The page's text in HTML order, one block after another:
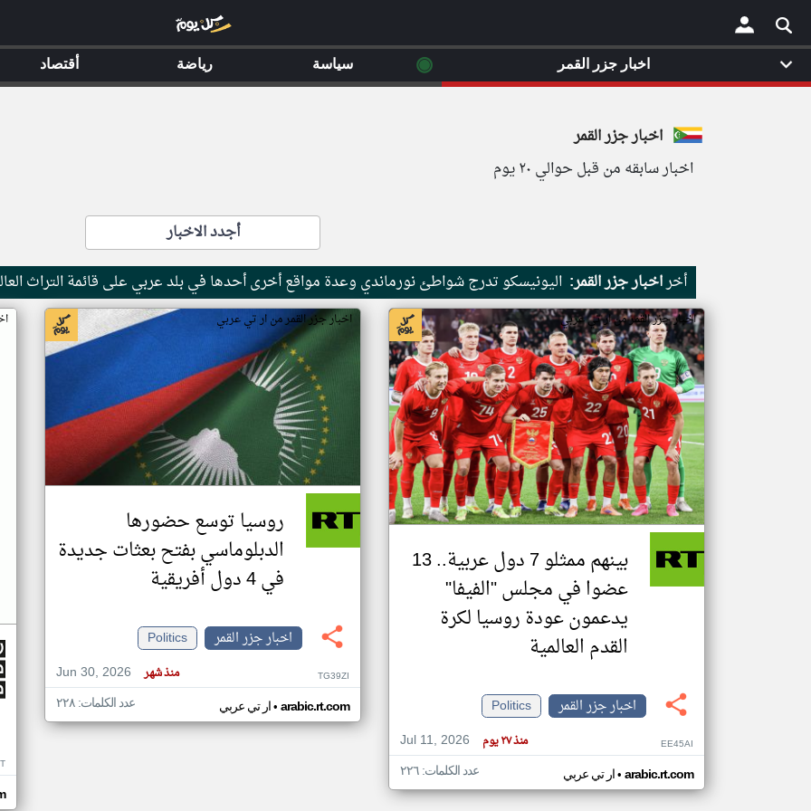
×
اخبار جزر القمر
اخبار سابقه من قبل حوالي ٢٠ يوم
أجدد الاخبار
أخراخبار جزر القمر: اليونيسكو تدرج شواطئ نورماندي وعدة مواقع أخرى أحدها في بلد عربي على قائمة التراث
اخبار جزر القمر من ار تي عربي
بينهم ممثلو 7 دول عربية.. 13
عضوا في مجلس "الفيفا"
يدعمون عودة روسيا لكرة
القدم العالمية
اخبار جزر القمر
Politics
Jul 11, 2026
منذ ٢٧ يوم EE45AI
ار تي عربي• arabic.rt.com عدد الكلمات: ٢٢٦
اخبار جزر القمر من ار تي عربي
روسيا توسع حضورها
الدبلوماسي بفتح بعثات جديدة
في 4 دول أفريقية
اخبار جزر القمر
Politics
Jun 30, 2026
منذ شهر TG39ZI
ار تي عربي• arabic.rt.com عدد الكلمات: ٢٢٨
اخبار جزر القمر ◉ سياسة رياضة أقتصاد